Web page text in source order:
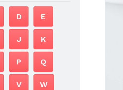
D E
J K
P Q
V W